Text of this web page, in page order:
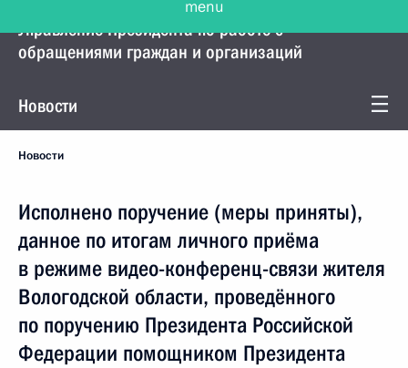
Управление Президента по работе с
обращениями граждан и организаций
Новости
Новости
Исполнено поручение (меры приняты),
данное по итогам личного приёма
в режиме видео-конференц-связи жителя
Вологодской области, проведённого
по поручению Президента Российской
Федерации помощником Президента